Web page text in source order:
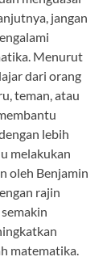
jangan
Menurut
dari orang
teman, atau
lebih
melakukan
oleh Benjamin
rajin
matematika.